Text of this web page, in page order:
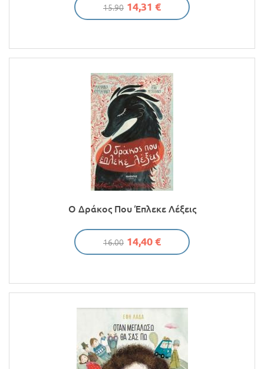
15.90 14,31 €
Ο Δράκος Που Έπλεκε Λέξεις
16.00 14,40 €